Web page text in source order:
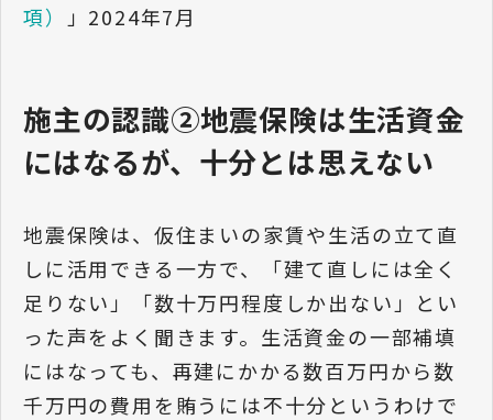
項）
」2024年7月
施主の認識②地震保険は生活資金
にはなるが、十分とは思えない
地震保険は、仮住まいの家賃や生活の立て直
しに活用できる一方で、「建て直しには全く
足りない」「数十万円程度しか出ない」とい
った声をよく聞きます。生活資金の一部補填
にはなっても、再建にかかる数百万円から数
千万円の費用を賄うには不十分というわけで